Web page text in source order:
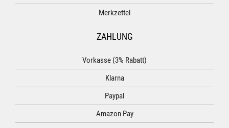
Merkzettel
ZAHLUNG
Vorkasse (3% Rabatt)
Klarna
Paypal
Amazon Pay